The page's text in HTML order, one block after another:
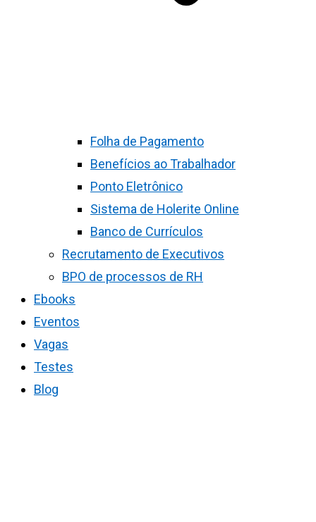
Folha de Pagamento
Benefícios ao Trabalhador
Ponto Eletrônico
Sistema de Holerite Online
Banco de Currículos
Recrutamento de Executivos
BPO de processos de RH
Ebooks
Eventos
Vagas
Testes
Blog